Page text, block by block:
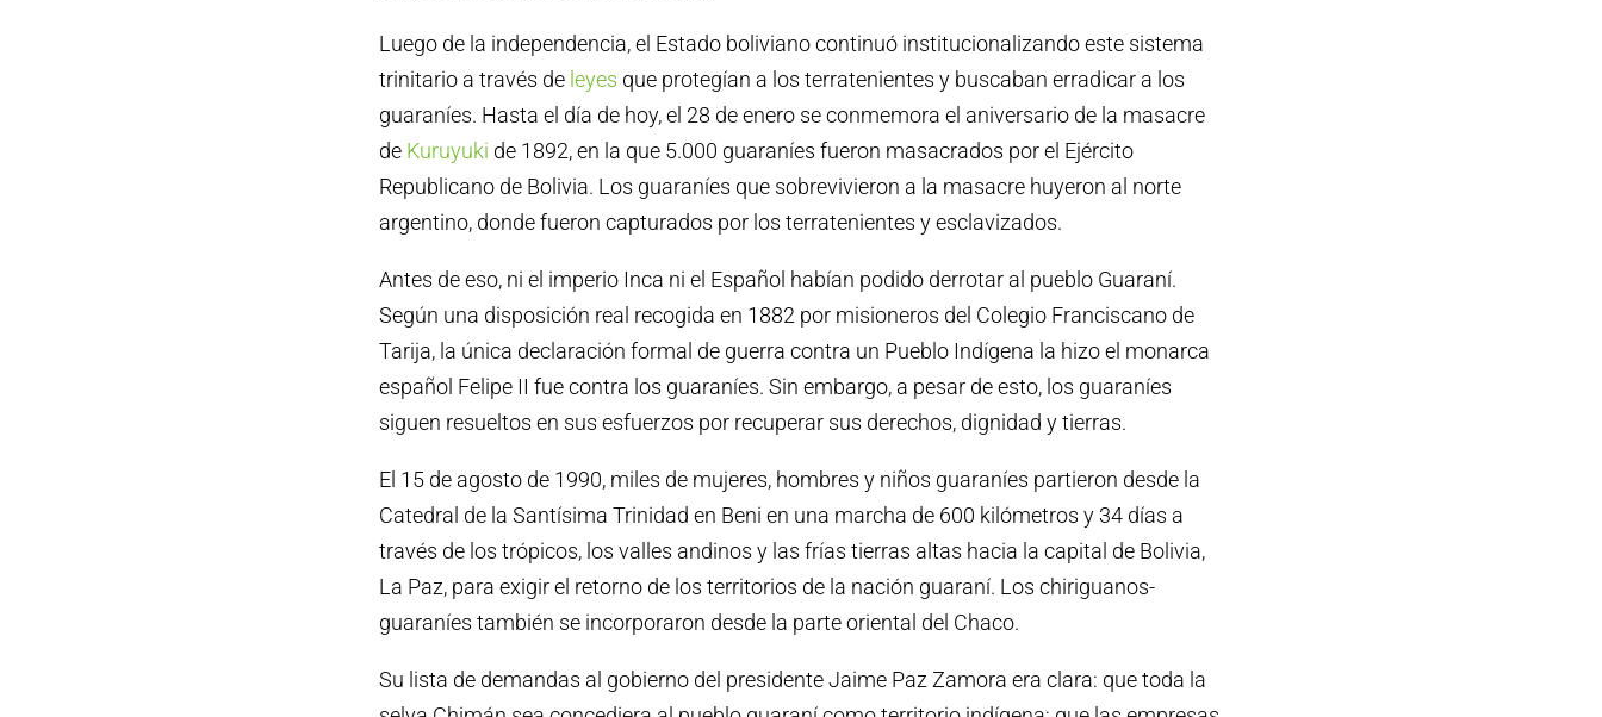
Luego de la independencia, el Estado boliviano continuó institucionalizando este sistema
trinitario a través de leyes que protegían a los terratenientes y buscaban erradicar a los
guaraníes. Hasta el día de hoy, el 28 de enero se conmemora el aniversario de la masacre
de Kuruyuki de 1892, en la que 5.000 guaraníes fueron masacrados por el Ejército
Republicano de Bolivia. Los guaraníes que sobrevivieron a la masacre huyeron al norte
argentino, donde fueron capturados por los terratenientes y esclavizados.
Antes de eso, ni el imperio Inca ni el Español habían podido derrotar al pueblo Guaraní.
Según una disposición real recogida en 1882 por misioneros del Colegio Franciscano de
Tarija, la única declaración formal de guerra contra un Pueblo Indígena la hizo el monarca
español Felipe II fue contra los guaraníes. Sin embargo, a pesar de esto, los guaraníes
siguen resueltos en sus esfuerzos por recuperar sus derechos, dignidad y tierras.
El 15 de agosto de 1990, miles de mujeres, hombres y niños guaraníes partieron desde la
Catedral de la Santísima Trinidad en Beni en una marcha de 600 kilómetros y 34 días a
través de los trópicos, los valles andinos y las frías tierras altas hacia la capital de Bolivia,
La Paz, para exigir el retorno de los territorios de la nación guaraní. Los chiriguanos-
guaraníes también se incorporaron desde la parte oriental del Chaco.
Su lista de demandas al gobierno del presidente Jaime Paz Zamora era clara: que toda la